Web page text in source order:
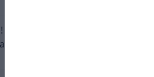
Slovana Kianga hral
ligu